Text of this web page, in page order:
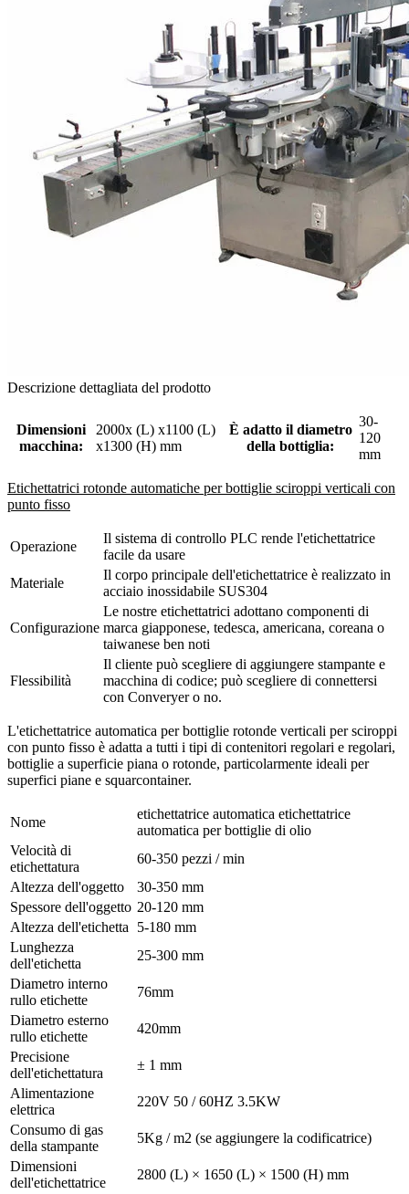
Descrizione dettagliata del prodotto
Dimensioni
macchina:
2000x (L) x1100 (L)
x1300 (H) mm
È adatto il diametro
della bottiglia:
30-
120
mm
Etichettatrici rotonde automatiche per bottiglie sciroppi verticali con
punto fisso
Operazione
Il sistema di controllo PLC rende l'etichettatrice
facile da usare
Materiale
Il corpo principale dell'etichettatrice è realizzato in
acciaio inossidabile SUS304
Configurazione
Le nostre etichettatrici adottano componenti di
marca giapponese, tedesca, americana, coreana o
taiwanese ben noti
Flessibilità
Il cliente può scegliere di aggiungere stampante e
macchina di codice; può scegliere di connettersi
con Converyer o no.
L'etichettatrice automatica per bottiglie rotonde verticali per sciroppi
con punto fisso è adatta a tutti i tipi di contenitori regolari e regolari,
bottiglie a superficie piana o rotonde, particolarmente ideali per
superfici piane e squarcontainer.
Nome
etichettatrice automatica etichettatrice
automatica per bottiglie di olio
Velocità di
etichettatura
60-350 pezzi / min
Altezza dell'oggetto
30-350 mm
Spessore dell'oggetto 20-120 mm
Altezza dell'etichetta
5-180 mm
Lunghezza
dell'etichetta
25-300 mm
Diametro interno
rullo etichette
76mm
Diametro esterno
rullo etichette
420mm
Precisione
dell'etichettatura
± 1 mm
Alimentazione
elettrica
220V 50 / 60HZ 3.5KW
Consumo di gas
della stampante
5Kg / m2 (se aggiungere la codificatrice)
Dimensioni
dell'etichettatrice
2800 (L) × 1650 (L) × 1500 (H) mm